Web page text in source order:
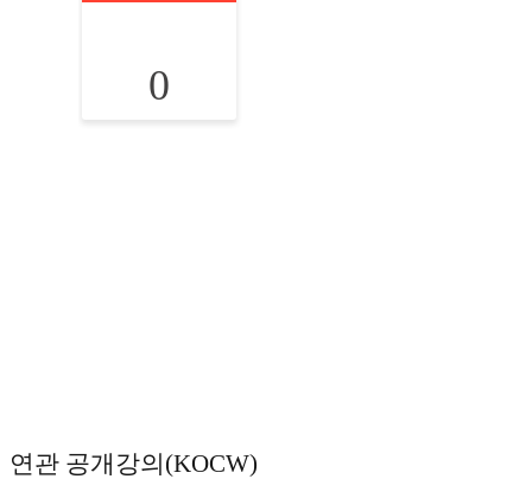
0
연관 공개강의(KOCW)